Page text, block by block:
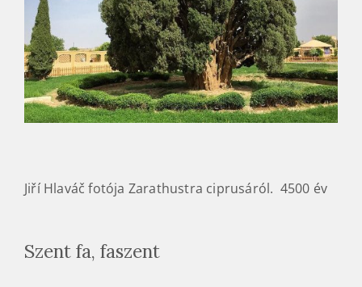
Jiří Hlaváč fotója Zarathustra ciprusáról. 4500 év
Szent fa, faszent